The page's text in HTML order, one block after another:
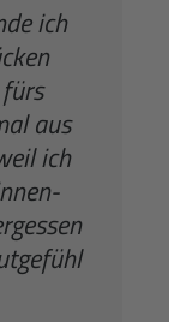
ich
aus
ich